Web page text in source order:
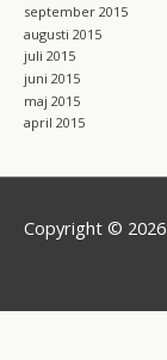
september 2015
augusti 2015
juli 2015
juni 2015
maj 2015
april 2015
Copyright © 2026